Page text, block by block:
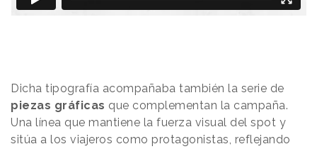
Dicha tipografía acompañaba también la serie de
piezas gráficas que complementan la campaña.
Una línea que mantiene la fuerza visual del spot y
sitúa a los viajeros como protagonistas, reflejando